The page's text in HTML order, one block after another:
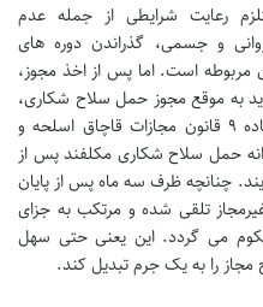
رعایت شرایطی از جمله عدم
و جسمی، گذراندن دوره های
مربوطه است. اما پس از اخذ مجوز،
به موقع مجوز حمل سلاح شکاری،
یکی از مهم ترین این ضوابط است. ماده ۹ قانون مجازات قاچاق اسلحه و
حمل سلاح شکاری مکلفند پس از
چنانچه ظرف سه ماه پس از پایان
تلقی شده و مرتکب به جزای
می گردد. این یعنی حتی سهل
مجاز را به یک جرم تبدیل کند.